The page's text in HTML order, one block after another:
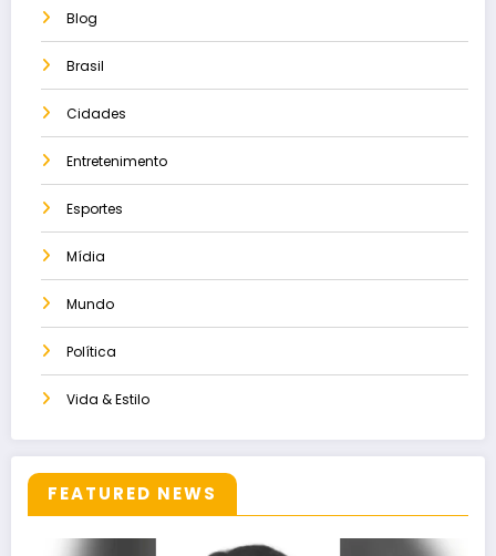
Blog
Brasil
Cidades
Entretenimento
Esportes
Mídia
Mundo
Política
Vida & Estilo
FEATURED NEWS